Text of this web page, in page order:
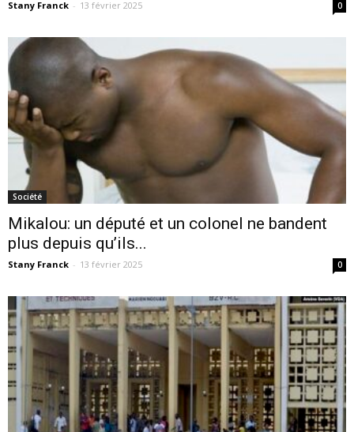
Stany Franck - 13 février 2025 0
Société
Mikalou: un député et un colonel ne bandent
plus depuis qu’ils...
Stany Franck - 13 février 2025 0